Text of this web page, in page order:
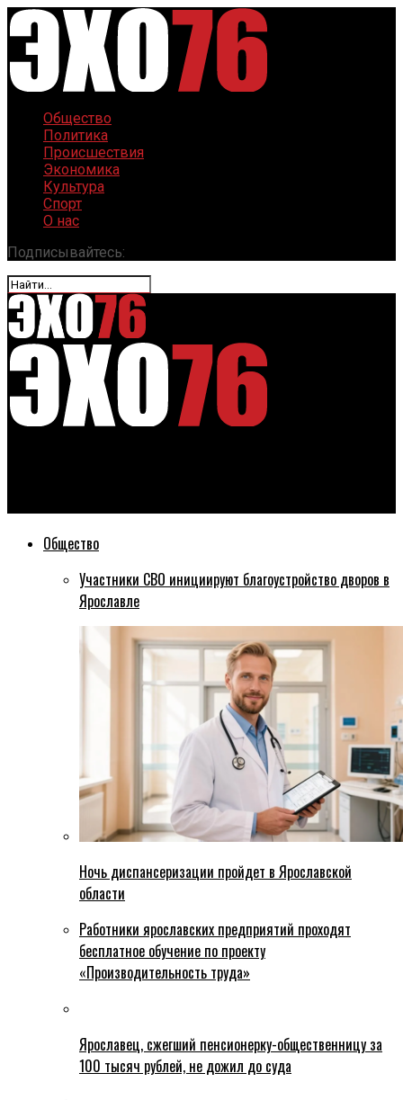
Общество
Политика
Происшествия
Экономика
Культура
Спорт
О нас
Подписывайтесь:
Общество
Участники СВО инициируют благоустройство дворов в
Ярославле
Ночь диспансеризации пройдет в Ярославской
области
Работники ярославских предприятий проходят
бесплатное обучение по проекту
«Производительность труда»
Ярославец, сжегший пенсионерку-общественницу за
100 тысяч рублей, не дожил до суда